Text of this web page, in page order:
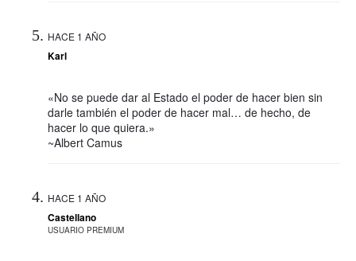
HACE 1 AÑO
Karl
«No se puede dar al Estado el poder de hacer bien sin
darle también el poder de hacer mal… de hecho, de
hacer lo que quiera.»
~Albert Camus
HACE 1 AÑO
Castellano
USUARIO PREMIUM